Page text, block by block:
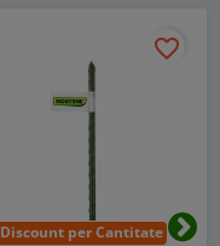
Discount per Cantitate
favorite_border